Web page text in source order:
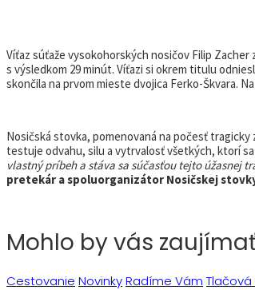
Víťaz súťaže vysokohorských nosičov Filip
s výsledkom 29 minút. Víťazi si okrem titulu
skončila na prvom mieste dvojica Ferko-Škvara.
Nosičská stovka, pomenovaná na počesť
testuje odvahu, silu a vytrvalosť všetkých, ktorí
vlastný príbeh a stáva sa súčasťou tejto úžasnej
pretekár a spoluorganizátor Nosičskej
Mohlo by vás
Cestovanie NovinkyRadíme Vám